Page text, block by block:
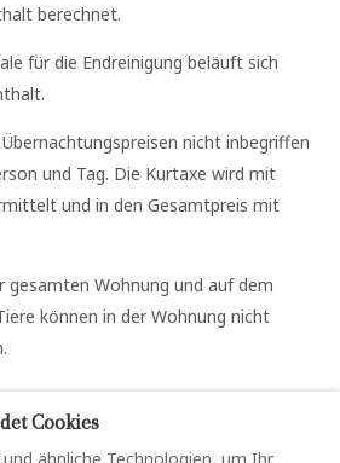
berechnet.
für die Endreinigung beläuft sich
nicht inbegriffen
und Tag. Die Kurtaxe wird mit
und in den Gesamtpreis mit
gesamten Wohnung und auf dem
können in der Wohnung nicht
Cookies
ähnliche Technologien, um Ihr